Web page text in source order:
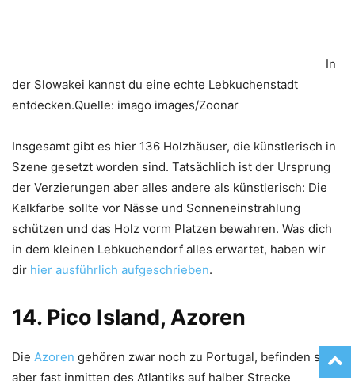
In
der Slowakei kannst du eine echte Lebkuchenstadt
entdecken.Quelle: imago images/Zoonar
Insgesamt gibt es hier 136 Holzhäuser, die künstlerisch in
Szene gesetzt worden sind. Tatsächlich ist der Ursprung
der Verzierungen aber alles andere als künstlerisch: Die
Kalkfarbe sollte vor Nässe und Sonneneinstrahlung
schützen und das Holz vorm Platzen bewahren. Was dich
in dem kleinen Lebkuchendorf alles erwartet, haben wir
dir hier ausführlich aufgeschrieben.
14. Pico Island, Azoren
Die Azoren gehören zwar noch zu Portugal, befinden sich
aber fast inmitten des Atlantiks auf halber Strecke